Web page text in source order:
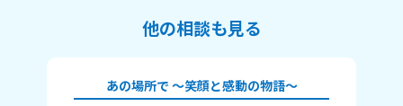
他の相談も見る
あの場所で ～笑顔と感動の物語～